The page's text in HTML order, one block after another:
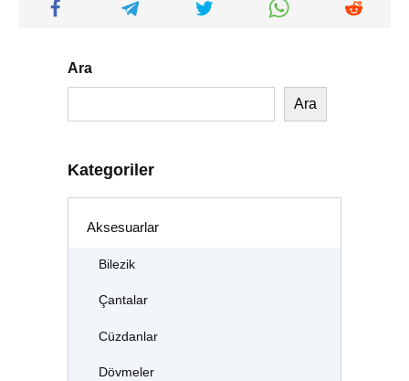
Ara
Ara
Kategoriler
Aksesuarlar
Bilezik
Çantalar
Cüzdanlar
Dövmeler